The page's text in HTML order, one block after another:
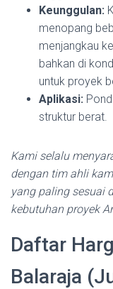
Keunggulan:
menopang
menjangkau
bahkan di
untuk proyek
Aplikasi:
struktur berat.
Kami selalu
dengan tim ahli
yang paling sesuai
kebutuhan proyek
Daftar
Balaraja